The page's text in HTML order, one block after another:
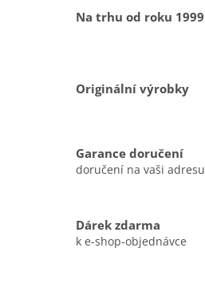
Na trhu od roku 1999
Originální výrobky
Garance doručení
doručení na vaši adresu
Dárek zdarma
k e-shop-objednávce